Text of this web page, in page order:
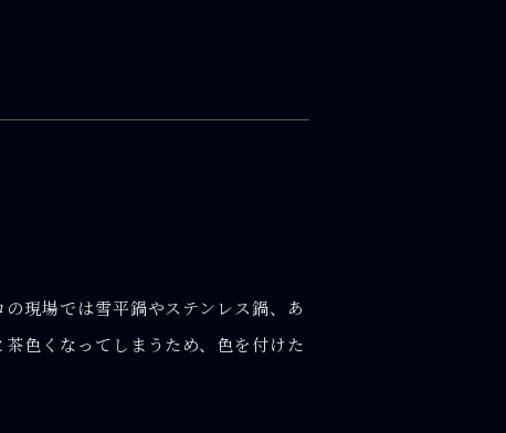
現場では雪平鍋やステンレス鍋、あ
色くなってしまうため、色を付けた